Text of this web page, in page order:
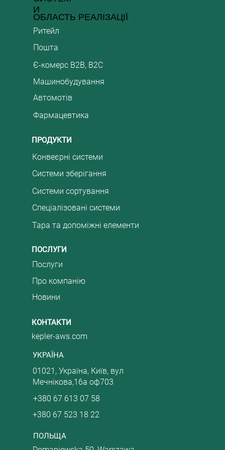
ОБЛАСТЬ РЕАЛІЗАЦІЇ
Ритейл
Пошта
Є-комерс B2B, B2C
Машинобудування
Автомотів
Фармацевтика
Конвеєрні системи
Системи зберігання
Системи сортування
Спеціалізовані системи
Тара та допоміжні елементи
ПРОДУКТИ
Послуги
Про компанію
Новини
ПОСЛУГИ
КОНТАКТИ
ПОЛЬЩА
kepler-aws.com
+380 67 613 07 58
01021, Україна, Київ, вул
Мечнікова,16а оф703
+380 67 523 18 22
УКРАЇНА
И